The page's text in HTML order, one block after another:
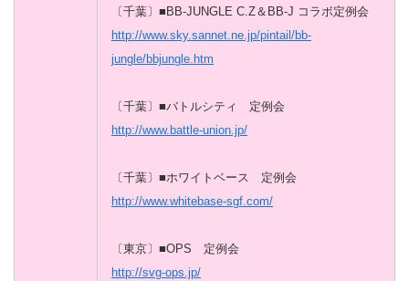
〔千葉〕■BB-JUNGLE C.Z＆BB-J コラボ定例会
http://www.sky.sannet.ne.jp/pintail/bb-
jungle/bbjungle.htm
〔千葉〕■バトルシティ 定例会
http://www.battle-union.jp/
〔千葉〕■ホワイトベース 定例会
http://www.whitebase-sgf.com/
〔東京〕■OPS 定例会
http://svg-ops.jp/